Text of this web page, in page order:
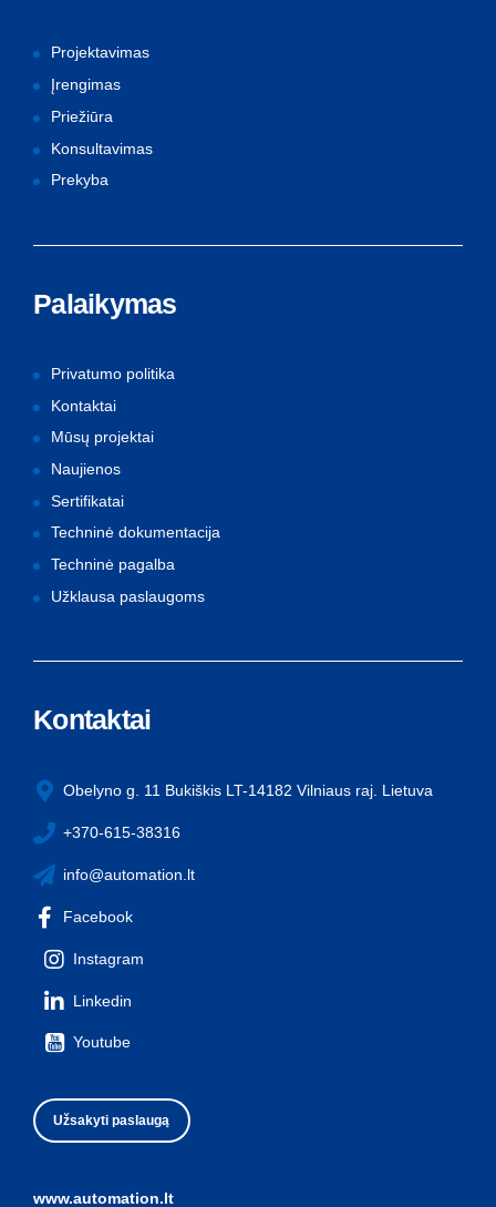
Projektavimas
Įrengimas
Priežiūra
Konsultavimas
Prekyba
Palaikymas
Privatumo politika
Kontaktai
Mūsų projektai
Naujienos
Sertifikatai
Techninė dokumentacija
Techninė pagalba
Užklausa paslaugoms
Kontaktai
Obelyno g. 11 Bukiškis LT-14182 Vilniaus raj. Lietuva
+370-615-38316
info@automation.lt
Facebook
Instagram
Linkedin
Youtube
Užsakyti paslaugą
www.automation.lt